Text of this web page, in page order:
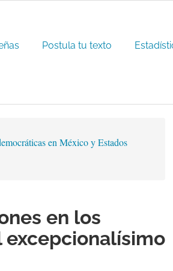
Postula tu texto
en México y Estados
en los
excepcionalísimo